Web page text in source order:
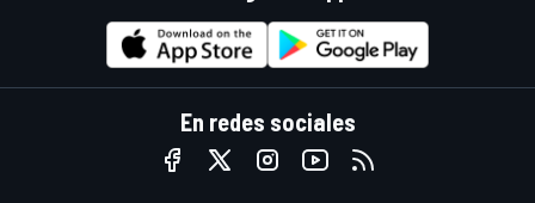
En redes sociales